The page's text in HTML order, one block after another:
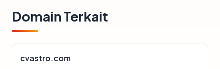
Domain Terkait
cvastro.com